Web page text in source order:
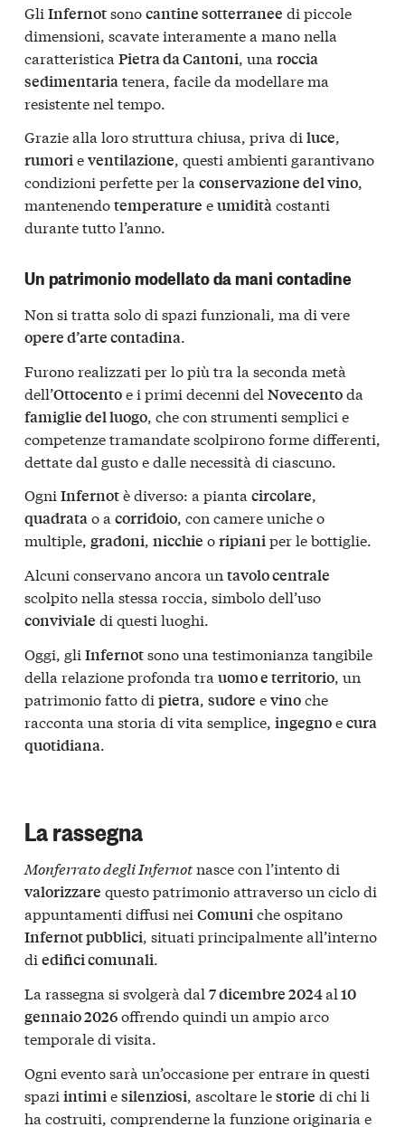
Gli Infernotsonocantine sotterranee di piccole
dimensioni, scavate interamente a mano nella
caratteristica Pietra da Cantoni , una roccia
sedimentaria tenera, facile da modellare ma
resistente nel tempo.
Grazie alla loro struttura chiusa, priva di luce,
rumorieventilazione, questi ambienti garantivano
condizioni perfette per la conservazione del vino,
mantenendotemperature eumiditàcostanti
durante tutto l’anno.
Un patrimonio modellato da mani contadine
Non si tratta solo di spazi funzionali, ma di vere
opere d’arte contadina.
Furono realizzati per lo più tra la seconda metà
dell’Ottocentoe i primi decenni del Novecentoda
famiglie del luogo, che con strumenti semplici e
competenze tramandate scolpirono forme differenti,
dettate dal gusto e dalle necessità di ciascuno.
Ogni Infernotè diverso: a pianta circolare,
quadratao a corridoio, con camere uniche o
multiple, gradoni, nicchie oripianiper le bottiglie.
Alcuni conservano ancora un tavolo centrale
scolpito nella stessa roccia, simbolo dell’uso
conviviale di questi luoghi.
Oggi, gli Infernotsono una testimonianza tangibile
della relazione profonda tra uomo e territorio, un
patrimonio fatto di pietra, sudore evinoche
racconta una storia di vita semplice, ingegnoecura
quotidiana.
La rassegna
Monferrato degli Infernotnasce con l’intento di
valorizzare questo patrimonio attraverso un ciclo di
appuntamenti diffusi nei Comuniche ospitano
Infernot pubblici, situati principalmente all’interno
di edifici comunali.
La rassegna si svolgerà dal 7 dicembre 2024al10
gennaio 2026offrendo quindi un ampio arco
temporale di visita.
Ogni evento sarà un’occasione per entrare in questi
spazi intimiesilenziosi, ascoltare lestorie di chi li
ha costruiti, comprenderne la funzione originaria e